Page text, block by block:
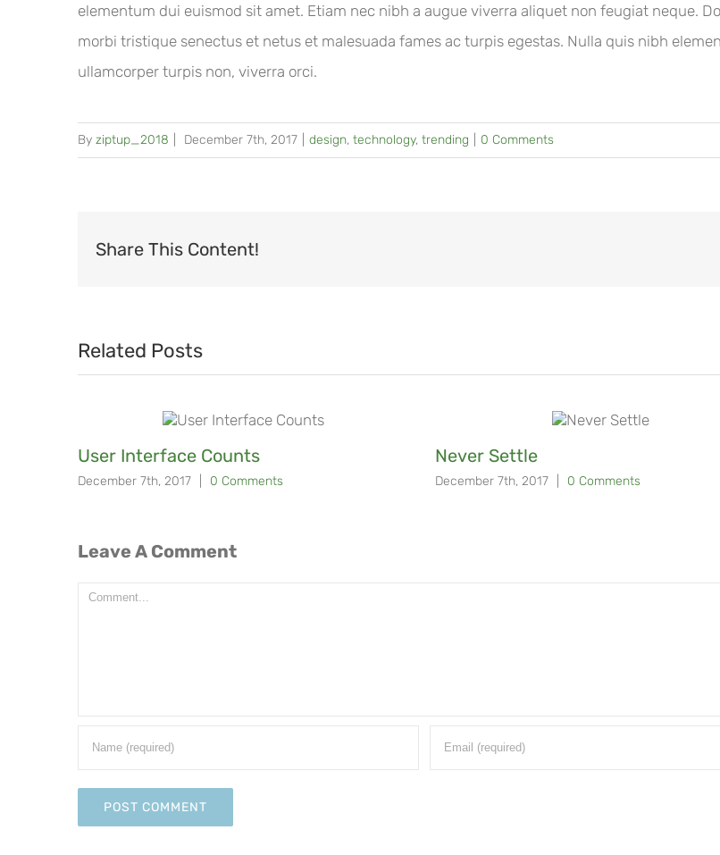
elementum dui euismod sit amet. Etiam nec nibh a augue viverra aliquet non feugiat neque.
morbi tristique senectus et netus et malesuada fames ac turpis egestas. Nulla quis nibh
ullamcorper turpis non, viverra orci.
By ziptup_2018 December 7th, 2017 design, technology, trending 0 Comments
Share This Content!
Related Posts
User Interface Counts
December 7th, 2017 0 Comments
Never Settle
December 7th, 2017 0 Comments
Leave A Comment
Comment